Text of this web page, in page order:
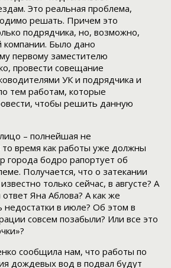
Это реальная проблема,
решать. Причем это
подрядчика, но, возможно,
Было дано
первому заместителю
провести совещание
УК и подрядчика и
тем работам, которые
чтобы решить данную
– полнейшая не
то время как работы уже должны
города бодро рапортует об
Получается, что о затекании
только сейчас, в августе? А
Яна Аблова? А как же
в июле? Об этом в
совсем позабыли? Или все это
сообщила нам, что работы по
дождевых вод в подвал будут